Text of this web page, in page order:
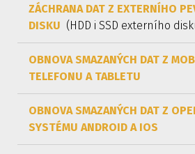
ZÁCHRANA DAT Z EXTERNÍHO
DISKU (HDD i SSD externího
OBNOVA SMAZANÝCH DAT Z
TELEFONU A TABLETU
OBNOVA SMAZANÝCH DAT Z
SYSTÉMU ANDROID A IOS